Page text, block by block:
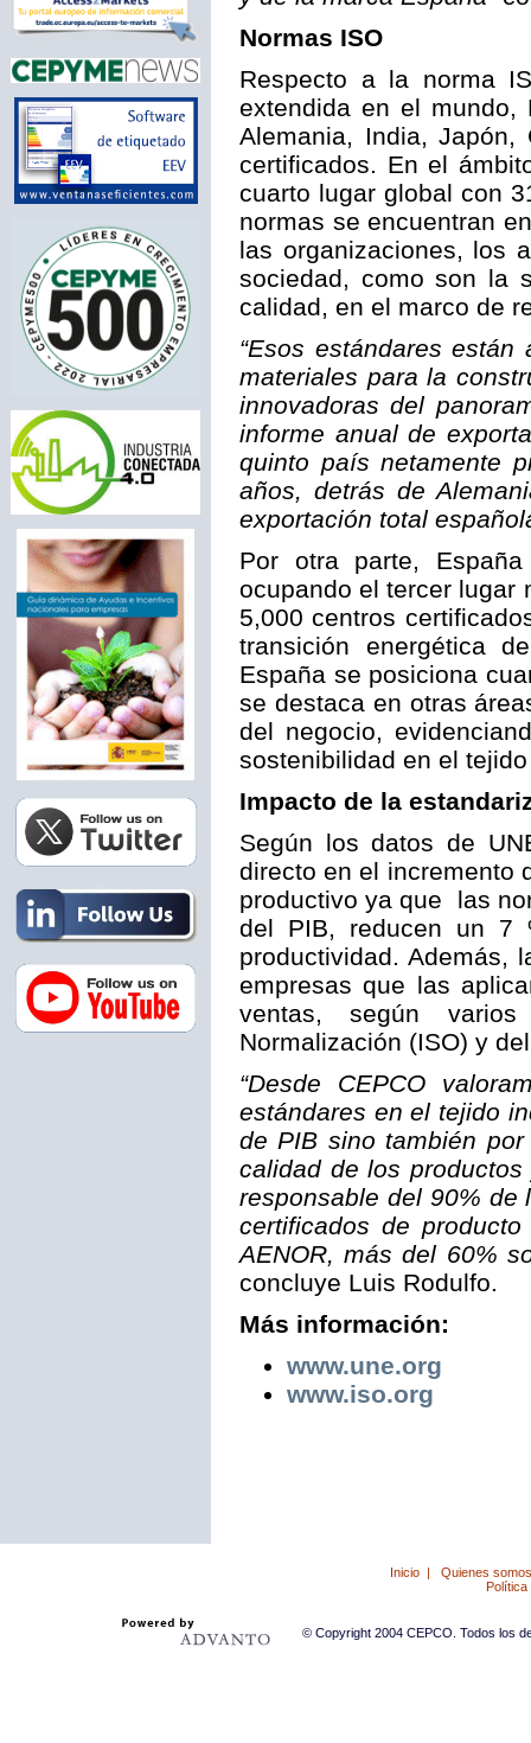
Normas ISO
Respecto a la norma
extendida en el mundo,
Alemania, India,
certificados. En el
cuarto lugar global con
normas se encuentran
las organizaciones, los
sociedad, como son la
calidad, en el marco de
“Esos estándares
materiales para la
innovadoras del
informe anual de
quinto país netamente
años, detrás de
exportación total
Por otra parte,
ocupando el tercer lugar
5,000 centros
transición energética
España se posiciona
se destaca en otras
del negocio,
sostenibilidad en el
Impacto de la
Según los datos de
directo en el incremento
productivo ya que las
del PIB, reducen un 7
productividad. Además,
empresas que las
ventas, según
Normalización (ISO) y
“Desde CEPCO
estándares en el tejido
de PIB sino también
calidad de los
responsable del 90% de
certificados de
AENOR, más del 60%
concluye Luis Rodulfo.
Más información:
www.une.org
www.iso.org
Inicio | Quienes somos
Política
© Copyright 2004 CEPCO. Todos los